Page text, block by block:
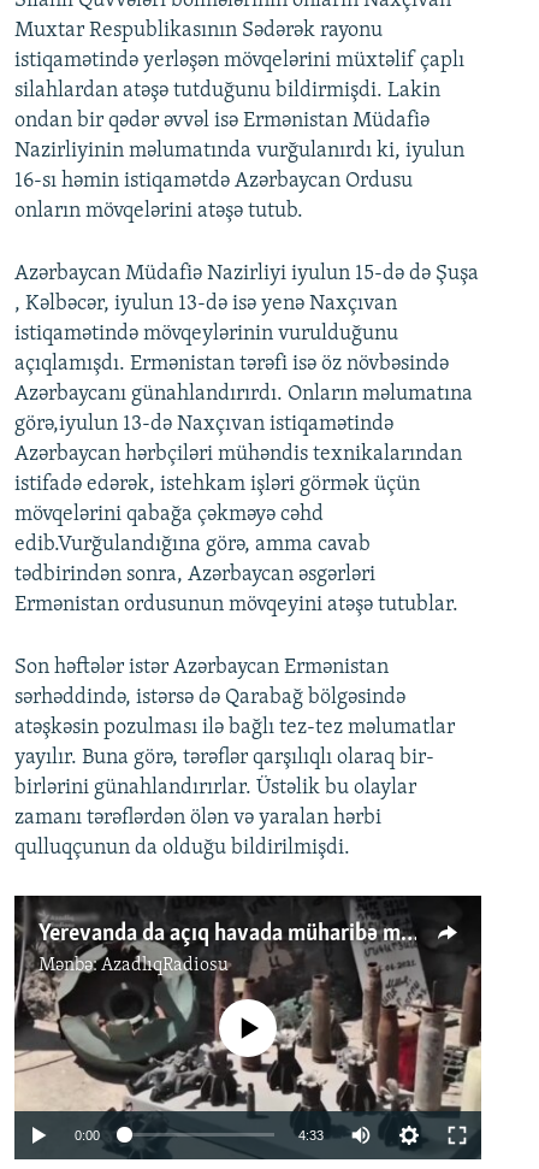
Muxtar Respublikasının Sədərək rayonu
istiqamətində yerləşən mövqelərini müxtəlif çaplı
silahlardan atəşə tutduğunu bildirmişdi. Lakin
ondan bir qədər əvvəl isə Ermənistan Müdafiə
Nazirliyinin məlumatında vurğulanırdı ki, iyulun
16-sı həmin istiqamətdə Azərbaycan Ordusu
onların mövqelərini atəşə tutub.
Azərbaycan Müdafiə Nazirliyi iyulun 15-də də Şuşa
, Kəlbəcər, iyulun 13-də isə yenə Naxçıvan
istiqamətində mövqeylərinin vurulduğunu
açıqlamışdı. Ermənistan tərəfi isə öz növbəsində
Azərbaycanı günahlandırırdı. Onların məlumatına
görə,iyulun 13-də Naxçıvan istiqamətində
Azərbaycan hərbçiləri mühəndis texnikalarından
istifadə edərək, istehkam işləri görmək üçün
mövqelərini qabağa çəkməyə cəhd
edib.Vurğulandığına görə, amma cavab
tədbirindən sonra, Azərbaycan əsgərləri
Ermənistan ordusunun mövqeyini atəşə tutublar.
Son həftələr istər Azərbaycan Ermənistan
sərhəddində, istərsə də Qarabağ bölgəsində
atəşkəsin pozulması ilə bağlı tez-tez məlumatlar
yayılır. Buna görə, tərəflər qarşılıqlı olaraq bir-
birlərini günahlandırırlar. Üstəlik bu olaylar
zamanı tərəflərdən ölən və yaralan hərbi
qulluqçunun da olduğu bildirilmişdi.
Yerevanda da açıq havada müharibə muzeyi yaradılıb
Mənbə:AzadlıqRadiosu
No media source currently available
0:00 4:33